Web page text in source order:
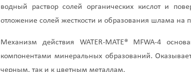
водный раствор солей органических кислот и
отложение солей жесткости и образования шлама на
Механизм действия WATER-MATE® MFWA-4
компонентами минеральных образований.
черным, так и к цветным металлам.